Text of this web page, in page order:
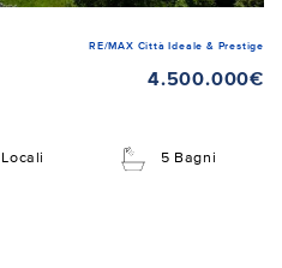
RE/MAX Città Ideale & Prestige
4.500.000€
5 Bagni